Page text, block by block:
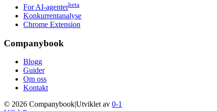
For AI-agenterbeta
Konkurrentanalyse
Chrome Extension
Companybook
Blogg
Guider
Om oss
Kontakt
© 2026 CompanybookUtviklet av 0-1